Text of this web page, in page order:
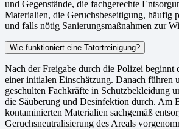
und Gegenstände, die fachgerechte
Materialien, die Geruchsbeseitigung, häufig
und falls nötig Sanierungsmaßnahmen zur
Wie funktioniert eine Tatortreinigung?
Nach der Freigabe durch die Polizei beginnt
einer initialen Einschätzung. Danach führen
geschulten Fachkräfte in Schutzbekleidung
die Säuberung und Desinfektion durch. Am
kontaminierten Materialien sachgemäß
Geruchsneutralisierung des Areals